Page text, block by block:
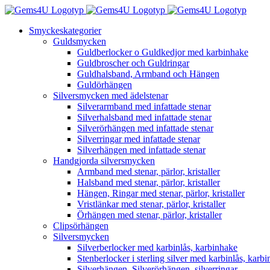
Fortsätt
innehålletSmyckeskategorier
Guldsmycken
Guldberlocker o Guldkedjor med karbinhake
Guldbroscher och Guldringar
Guldhalsband, Armband och Hängen
Guldörhängen
Silversmycken med ädelstenar
Silverarmband med infattade stenar
Silverhalsband med infattade stenar
Silverörhängen med infattade stenar
Silverringar med infattade stenar
Silverhängen med infattade stenar
Handgjorda silversmycken
Armband med stenar, pärlor, kristaller
Halsband med stenar, pärlor, kristaller
Hängen, Ringar med stenar, pärlor, kristaller
Vristlänkar med stenar, pärlor, kristaller
Örhängen med stenar, pärlor, kristaller
Clipsörhängen
Silversmycken
Silverberlocker med karbinlås, karbinhake
Stenberlocker i sterling silver med karbinlås,